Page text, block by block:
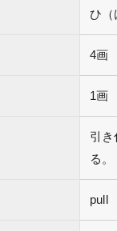
ひ（
4画
1画
引
る。
pull